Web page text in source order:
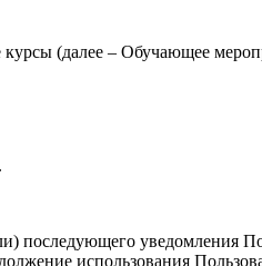
(далее – Обучающее
последующего уведомления
использования